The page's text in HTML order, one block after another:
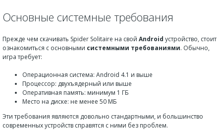
Основные системные требования
Прежде чем скачивать Spider Solitaire на свой Android устройство, стоит
ознакомиться с основными системными требованиями. Обычно,
игра требует:
Операционная система: Android 4.1 и выше
Процессор: двухъядерный или выше
Оперативная память: минимум 1 ГБ
Место на диске: не менее 50 МБ
Эти требования являются довольно стандартными, и большинство
современных устройств справятся с ними без проблем.